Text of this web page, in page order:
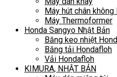
Máy hút chân không
Máy Thermoformer
Honda Sangyo Nhật Bản
Băng keo nhiệt
Băng tải Hondafloh
Vải Hondafloh
KIMURA, NHẬT BẢN